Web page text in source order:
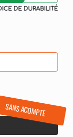
DE DURABILITÉ
SANS ACOMPTE